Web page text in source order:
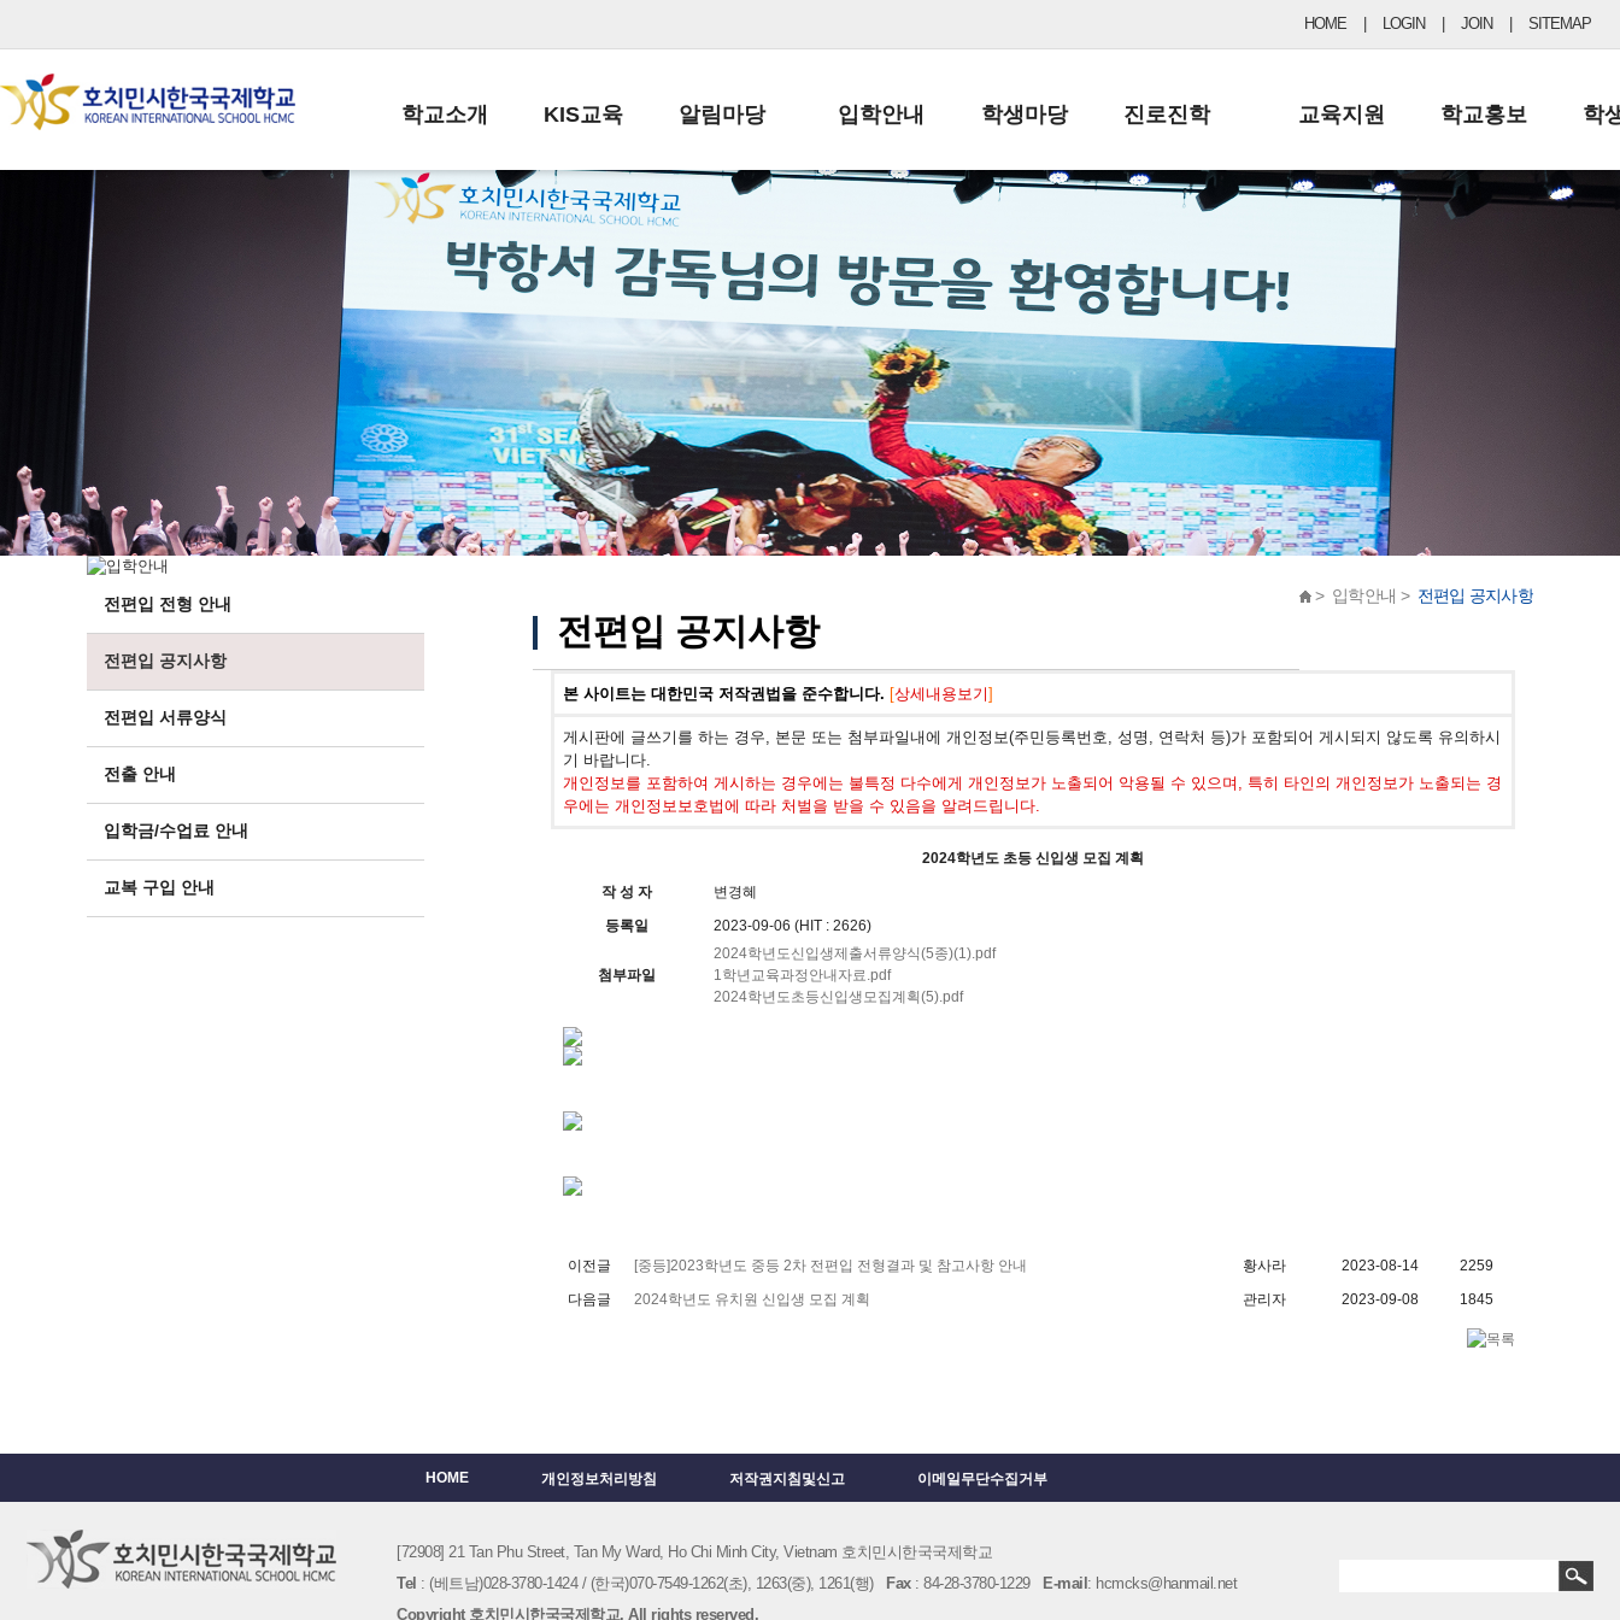
HOME LOGIN JOIN SITEMAP
학교소개
학교장인사말
학교상징
학교연혁
교직원현황
학생현황
위치/전화
전경사진
KIS교육
교육목표
학사일정
일과시간표
성과평가자료
알림마당
공지사항
납부금 안내
스쿨버스 운행 안내
급식안내
서식자료실
학부모방
정기고사 기출문제
입학안내
전-편입 서류양식
입학금/수업료
교복구입안내
학생마당
학생생활규정
학교신문
자율진로동아리
유초등 소식지
진로진학
공지사항 및 입시자료
드림레터
교육지원
행정실
학교운영위원회
학교건축기금
학교홍보
보도자료
학
전편입 전형 안내
전편입 공지사항
전편입 서류양식
전출 안내
입학금/수업료 안내
교복 구입 안내
> 입학안내 > 전편입 공지사항
전편입 공지사항
본 사이트는 대한민국 저작권법을 준수합니다. [상세내용보기]
게시판에 글쓰기를 하는 경우, 본문 또는 첨부파일내에 개인정보(주민등록번호, 성명, 연락처 등)가 포함되어 게시되지 않도록 유의하시
기 바랍니다.
개인정보를 포함하여 게시하는 경우에는 불특정 다수에게 개인정보가 노출되어 악용될 수 있으며, 특히 타인의 개인정보가 노출되는 경
우에는 개인정보보호법에 따라 처벌을 받을 수 있음을 알려드립니다.
2024학년도 초등 신입생 모집 계획
작 성 자
변경혜
등록일
2023-09-06 (HIT : 2626)
첨부파일
2024학년도신입생제출서류양식(5종)(1).pdf
1학년교육과정안내자료.pdf
2024학년도초등신입생모집계획(5).pdf
이전글 [중등]2023학년도 중등 2차 전편입 전형결과 및 참고사항 안내 황사라 2023-08-14
2259
다음글
2024학년도 유치원 신입생 모집 계획 관리자 2023-09-08 1845
HOME 개인정보처리방침 저작권지침및신고 이메일무단수집거부
[72908] 21 Tan Phu Street, Tan My Ward, Ho Chi Minh City, Vietnam 호치민시한국국제학교
Tel : (베트남)028-3780-1424 / (한국)070-7549-1262(초), 1263(중), 1261(행) Fax: 84-28-3780-1229 E-mail : hcmcks@hanmail.net
Copyright 호치민시한국국제학교. All rights reserved.